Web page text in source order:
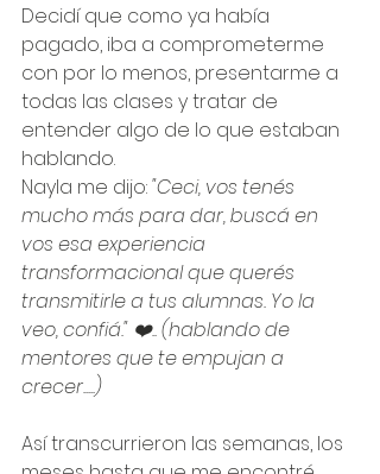
Decidí que como ya había
pagado, iba a comprometerme
con por lo menos, presentarme a
todas las clases y tratar de
entender algo de lo que estaban
hablando.
Nayla me dijo: "Ceci, vos tenés
mucho más para dar, buscá en
vos esa experiencia
transformacional que querés
transmitirle a tus alumnas. Yo la
veo, confiá." ❤️.. (hablando de
mentores que te empujan a
crecer.....)
Así transcurrieron las semanas, los